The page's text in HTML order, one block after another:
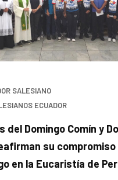
SALESIANO
ECUADOR
del Domingo Comín y
su compromiso
en la Eucaristía de